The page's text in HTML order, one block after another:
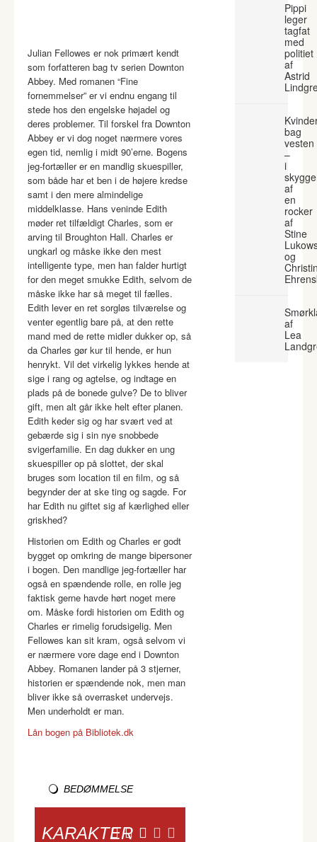
Julian Fellowes er nok primært kendt
som forfatteren bag tv serien Downton
Abbey. Med romanen “Fine
fornemmelser” er vi endnu engang til
stede hos den engelske højadel og
deres problemer. Til forskel fra Downton
Abbey er vi dog noget nærmere vores
egen tid, nemlig i midt 90’erne. Bogens
jeg-fortæller er en mandlig skuespiller,
som både har et ben i de højere kredse
samt i den mere almindelige
middelklasse. Hans veninde Edith
møder ret tilfældigt Charles, som er
arving til Broughton Hall. Charles er
ungkarl og måske ikke den mest
intelligente type, men han falder hurtigt
for den meget smukke Edith, selvom de
måske ikke har så meget til fælles.
Edith lever en ret sorgløs tilværelse og
venter egentlig bare på, at den rette
mand med de rette midler dukker op, så
da Charles gør kur til hende, er hun
henrykt. Vil det virkelig lykkes hende at
sige i rang og agtelse, og indtage en
plads på de bonede gulve? De to bliver
gift, men alt går ikke helt efter planen.
Edith keder sig og har svært ved at
gebærde sig i sin nye snobbede
svigerfamilie. En dag dukker en ung
skuespiller op på slottet, der skal
bruges som location til en film, og så
begynder der at ske ting og sagde. For
har Edith nu giftet sig af kærlighed eller
griskhed?
Historien om Edith og Charles er godt
bygget op omkring de mange bipersoner
i bogen. Den mandlige jeg-fortæller har
også en spændende rolle, en rolle jeg
faktisk gerne havde hørt noget mere
om. Måske fordi historien om Edith og
Charles er rimelig forudsigelig. Men
Fellowes kan sit kram, også selvom vi
er nærmere vore dage end i Downton
Abbey. Romanen lander på 3 stjerner,
historien er spændende nok, men man
bliver ikke så overrasket undervejs.
Men underholdt er man.
Lån bogen på Bibliotek.dk
BEDØMMELSE
KARAKTER
Pippi
leger
tagfat
med
politiet
af
Astrid
bag
vesten
–
i
af
en
rocker
af
Stine
og
af
Lea